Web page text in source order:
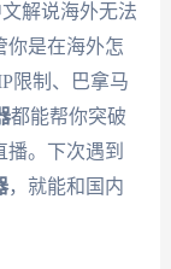
解说海外无法
你是在海外怎
限制、巴拿马
都能帮你突破
。下次遇到
，就能和国内